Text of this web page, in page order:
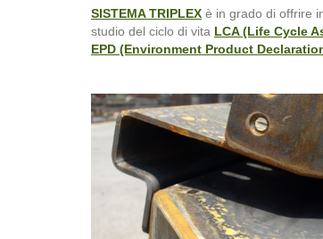
SISTEMA TRIPLEX è in grado di offrire
studio del ciclo di vita LCA (Life Cycle
EPD (Environment Product